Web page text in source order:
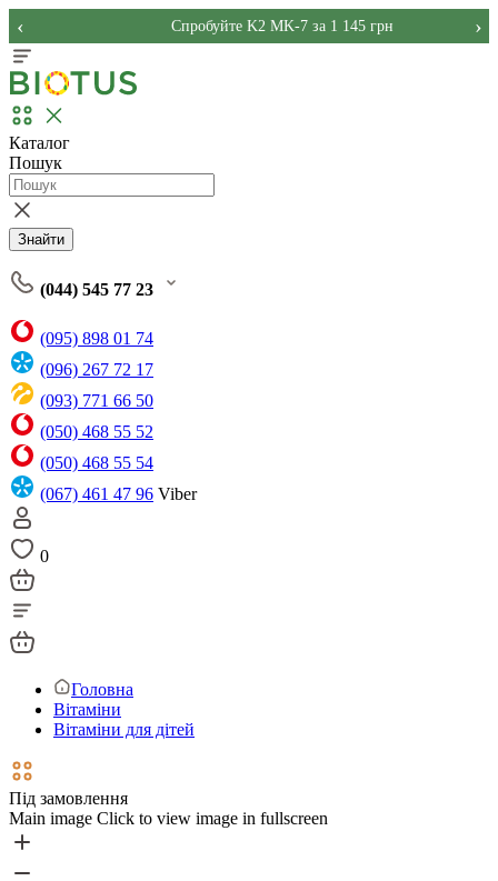
Спробуйте K2 MK-7 за 1 145 грн
‹ ›
Каталог
Пошук
Знайти
(044) 545 77 23
(095) 898 01 74
(096) 267 72 17
(093) 771 66 50
(050) 468 55 52
(050) 468 55 54
(067) 461 47 96 Viber
0
Головна
Вітаміни
Вітаміни для дітей
Під замовлення
Main image Click to view image in fullscreen